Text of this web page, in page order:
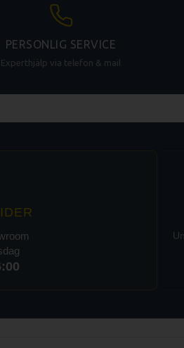
PERSONLIG SERVICE
Experthjälp via telefon & mail